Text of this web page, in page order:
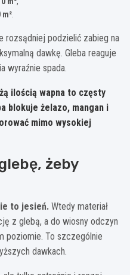
rozsądniej podzielić zabieg na
dawkę. Gleba reaguje
wyraźnie spada.
ilością wapna to częsty
blokuje żelazo, mangan i
mimo wysokiej
żeby
to jesień. Wtedy materiał
z glebą, a do wiosny odczyn
poziomie. To szczególnie
dawkach.